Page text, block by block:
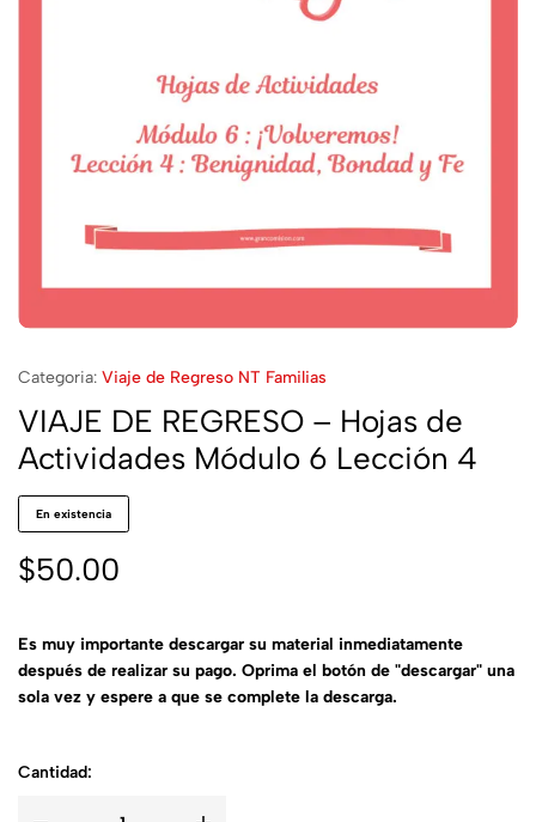
Categoria: Viaje de Regreso NT Familias
VIAJE DE REGRESO – Hojas de
Actividades Módulo 6 Lección 4
En existencia
$50.00
Es muy importante descargar su material inmediatamente
después de realizar su pago. Oprima el botón de "descargar" una
sola vez y espere a que se complete la descarga.
Cantidad: